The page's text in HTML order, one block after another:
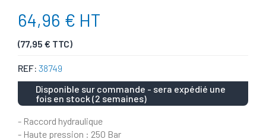
64,96 € HT
(77,95 € TTC)
REF: 38749
Disponible sur commande - sera expédié une
fois en stock (2 semaines)
- Raccord hydraulique
- Haute pression : 250 Bar